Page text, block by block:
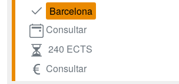
Barcelona
Consultar
240 ECTS
Consultar